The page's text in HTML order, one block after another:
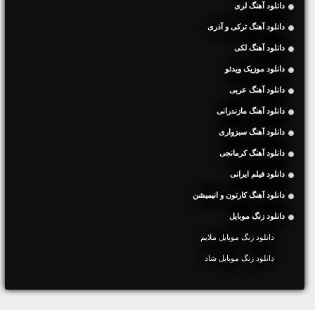
دانلود آهنگ لری
دانلود آهنگ ترکی و آذری
دانلود آهنگ لکی
دانلود موزیک ویدئو
دانلود آهنگ عربی
دانلود آهنگ مازندرانی
دانلود آهنگ سبزواری
دانلود آهنگ کرمانجی
دانلود فیلم ایرانی
دانلود آهنگ کارتون و انیمیشن
دانلود زنگ موبایل
دانلود زنگ موبایل ملایم
دانلود زنگ موبایل شاد